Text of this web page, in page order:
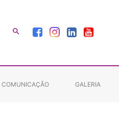

COMUNICAÇÃO GALERIA